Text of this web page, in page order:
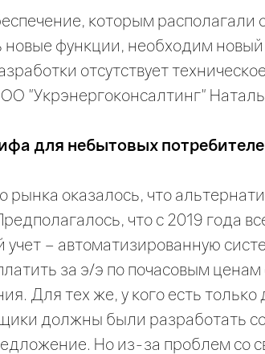
которым располагали
новые функции, необходим
отсутствует
"Укрэнергоконсалтинг"
для небытовых
рынка оказалось, что
что с 2019 года
– автоматизированную
за э/э по почасовым ценам
Для тех же, у кого есть
должны были разработать
Но из-за проблем со